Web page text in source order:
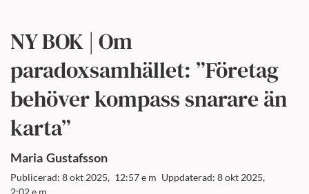
NY BOK | Om
paradoxsamhället: ”Företag
behöver kompass snarare än
karta”
Maria Gustafsson
Publicerad: 8 okt 2025, 12:57 e m Uppdaterad: 8 okt 2025,